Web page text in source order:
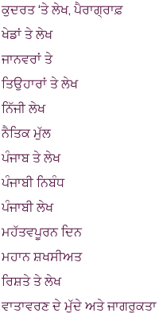
ਕੁਦਰਤ ‘ਤੇ ਲੇਖ, ਪੈਰਾਗ੍ਰਾਫ਼
ਖੇਡਾਂ ਤੇ ਲੇਖ
ਜਾਨਵਰਾਂ ਤੇ
ਤਿਉਹਾਰਾਂ ਤੇ ਲੇਖ
ਨਿੱਜੀ ਲੇਖ
ਨੈਤਿਕ ਮੁੱਲ
ਪੰਜਾਬ ਤੇ ਲੇਖ
ਪੰਜਾਬੀ ਨਿਬੰਧ
ਪੰਜਾਬੀ ਲੇਖ
ਮਹੱਤਵਪੂਰਨ ਦਿਨ
ਮਹਾਨ ਸ਼ਖਸੀਅਤ
ਰਿਸ਼ਤੇ ਤੇ ਲੇਖ
ਵਾਤਾਵਰਣ ਦੇ ਮੁੱਦੇ ਅਤੇ